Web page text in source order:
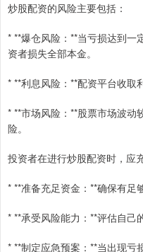
炒股配资的风险主要包括：
* **爆仓风险：**当亏损达到一
资者损失全部本金。
* **利息风险：**配资平台收取
* **市场风险：**股票市场波动
险。
投资者在进行炒股配资时，应
* **准备充足资金：**确保有足
* **承受风险能力：**评估自己
* **制定应急预案：**当出现亏